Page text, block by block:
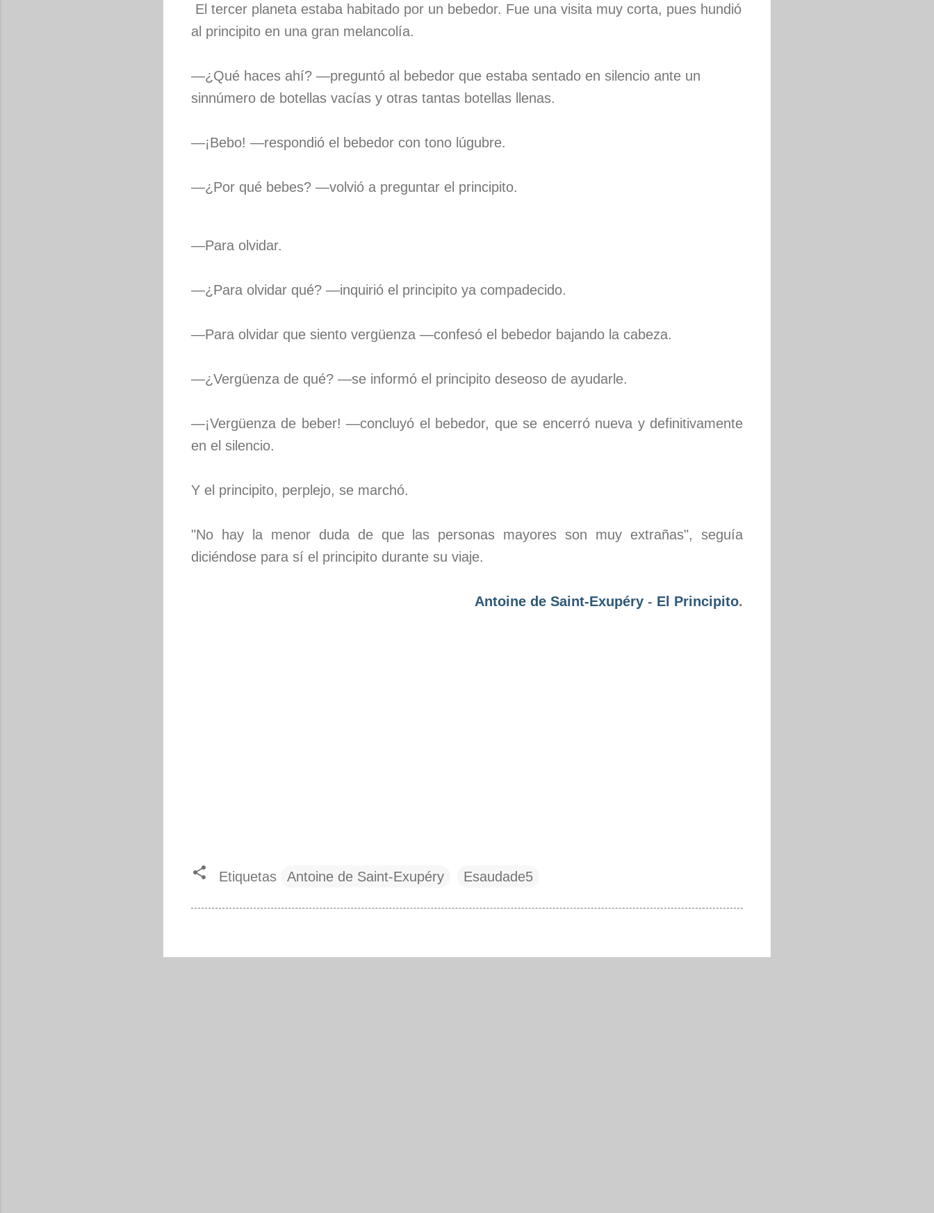
El tercer planeta estaba habitado por un bebedor. Fue una visita muy corta, pues hundió
al principito en una gran melancolía.
—¿Qué haces ahí? —preguntó al bebedor que estaba sentado en silencio ante un
sinnúmero de botellas vacías y otras tantas botellas llenas.
—¡Bebo! —respondió el bebedor con tono lúgubre.
—¿Por qué bebes? —volvió a preguntar el principito.
—Para olvidar.
—¿Para olvidar qué? —inquirió el principito ya compadecido.
—Para olvidar que siento vergüenza —confesó el bebedor bajando la cabeza.
—¿Vergüenza de qué? —se informó el principito deseoso de ayudarle.
—¡Vergüenza de beber! —concluyó el bebedor, que se encerró nueva y definitivamente
en el silencio.
Y el principito, perplejo, se marchó.
"No hay la menor duda de que las personas mayores son muy extrañas", seguía
diciéndose para sí el principito durante su viaje.
Antoine de Saint-Exupéry - El Principito.
Etiquetas Antoine de Saint-Exupéry Esaudade5